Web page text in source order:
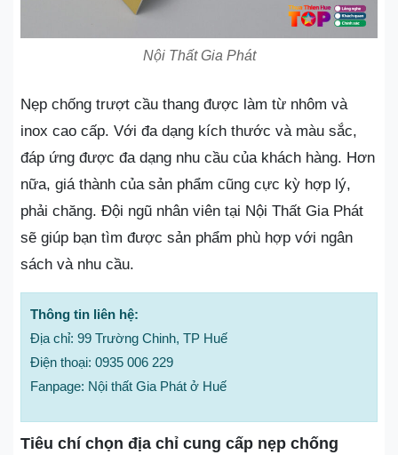
Nội Thất Gia Phát
Nẹp chống trượt cầu thang được làm từ nhôm và
inox cao cấp. Với đa dạng kích thước và màu sắc,
đáp ứng được đa dạng nhu cầu của khách hàng. Hơn
nữa, giá thành của sản phẩm cũng cực kỳ hợp lý,
phải chăng. Đội ngũ nhân viên tại Nội Thất Gia Phát
sẽ giúp bạn tìm được sản phẩm phù hợp với ngân
sách và nhu cầu.
Thông tin liên hệ:
Địa chỉ: 99 Trường Chinh, TP Huế
Điện thoại: 0935 006 229
Fanpage: Nội thất Gia Phát ở Huế
Tiêu chí chọn địa chỉ cung cấp nẹp chống